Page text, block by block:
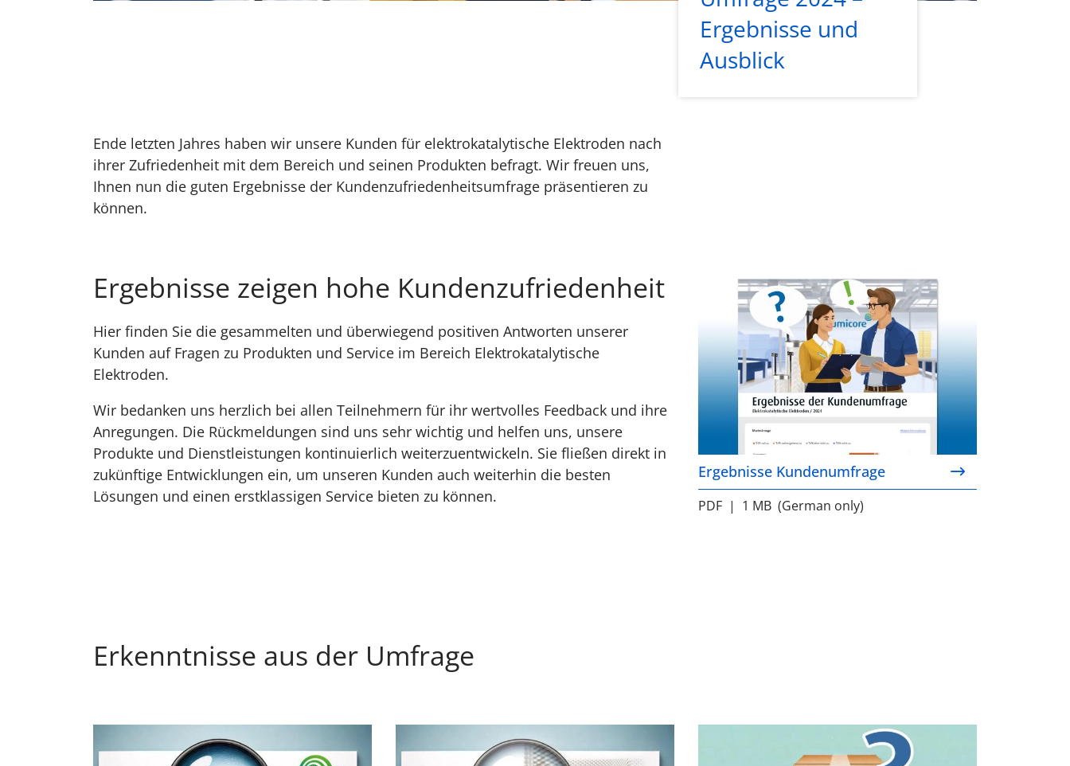
Ergebnisse und
Ausblick
Ende letzten Jahres haben wir unsere Kunden für elektrokatalytische Elektroden nach
ihrer Zufriedenheit mit dem Bereich und seinen Produkten befragt. Wir freuen uns,
Ihnen nun die guten Ergebnisse der Kundenzufriedenheitsumfrage präsentieren zu
können.
Ergebnisse zeigen hohe Kundenzufriedenheit
Hier finden Sie die gesammelten und überwiegend positiven Antworten unserer
Kunden auf Fragen zu Produkten und Service im Bereich Elektrokatalytische
Elektroden.
Wir bedanken uns herzlich bei allen Teilnehmern für ihr wertvolles Feedback und ihre
Anregungen. Die Rückmeldungen sind uns sehr wichtig und helfen uns, unsere
Produkte und Dienstleistungen kontinuierlich weiterzuentwickeln. Sie fließen direkt in
zukünftige Entwicklungen ein, um unseren Kunden auch weiterhin die besten
Lösungen und einen erstklassigen Service bieten zu können.
Ergebnisse Kundenumfrage
Ergebnisse Kundenumfrage
PDF | 1 MB (German only)
Erkenntnisse aus der Umfrage